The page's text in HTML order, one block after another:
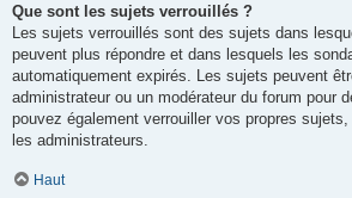
Que sont les sujets verrouillés ?
Les sujets verrouillés sont des sujets dans
peuvent plus répondre et dans lesquels les
automatiquement expirés. Les sujets peuvent
administrateur ou un modérateur du forum pour
pouvez également verrouiller vos propres
les administrateurs.
Haut